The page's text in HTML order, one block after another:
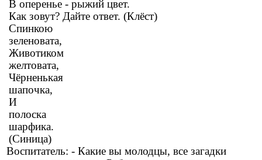
В оперенье - рыжий цвет.
Как зовут? Дайте ответ. (Клёст)
Спинкою
зеленовата,
Животиком
желтовата,
Чёрненькая
шапочка,
И
полоска
шарфика.
(Синица)
Воспитатель: - Какие вы молодцы, все загадки